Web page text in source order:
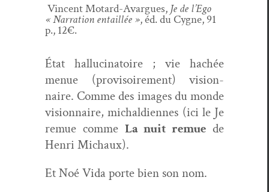
Vin­cent Motard-Avar­gues, Je de l’Ego
« Nar­ra­tion entail­lée », éd. du Cygne, 91
p., 12€.
État hal­lu­ci­na­toire ; vie hachée
menue (pro­vi­soire­ment) vision­
naire. Comme des images du monde
vision­naire, michal­di­ennes (ici le Je
remue comme La nuit remue de
Hen­ri Michaux).
Et Noé Vida porte bien son nom.